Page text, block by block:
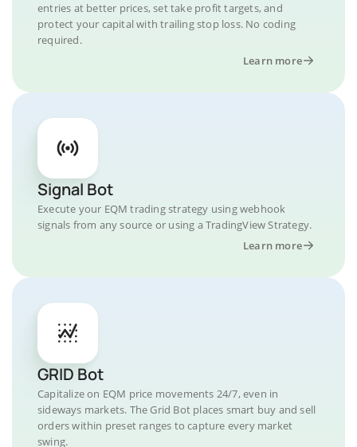
entries at better prices, set take profit targets, and
protect your capital with trailing stop loss. No coding
required.
Learn more
Signal Bot
Execute your EQM trading strategy using webhook
signals from any source or using a TradingView Strategy.
Learn more
GRID Bot
Capitalize on EQM price movements 24/7, even in
sideways markets. The Grid Bot places smart buy and sell
orders within preset ranges to capture every market
swing.